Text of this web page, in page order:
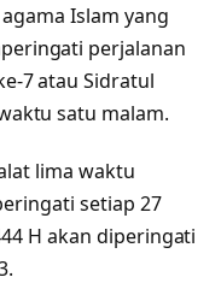
Islam yang
perjalanan
7 atau Sidratul
satu malam.
lima waktu
setiap 27
H akan diperingati